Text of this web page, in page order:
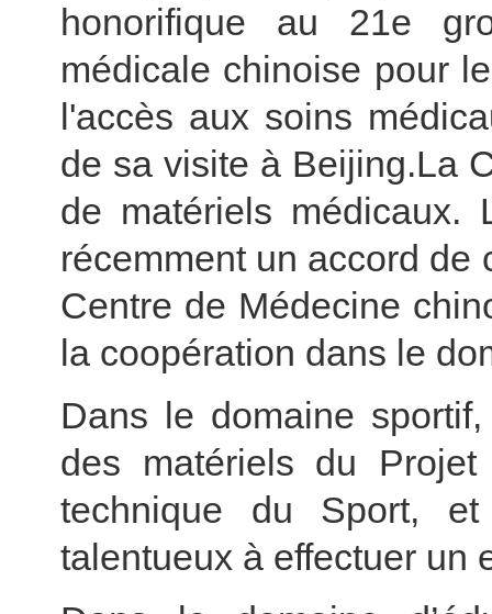
honorifique au 21e
médicale chinoise pour
l'accès aux soins
de sa visite à Beijing.La
de matériels médicaux.
récemment un accord de
Centre de Médecine
la coopération dans le
Dans le domaine
des matériels du Projet
technique du Sport,
talentueux à effectuer un